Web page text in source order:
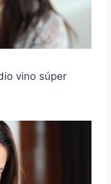
vino súper